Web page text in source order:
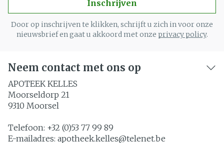
Inschrijven
Door op inschrijven te klikken, schrijft u zich in voor onze
nieuwsbrief en gaat u akkoord met onze privacy policy.
Neem contact met ons op
APOTEEK KELLES
Moorseldorp 21
9310 Moorsel
Telefoon: +32 (0)53 77 99 89
E-mailadres: apotheek.kelles@telenet.be